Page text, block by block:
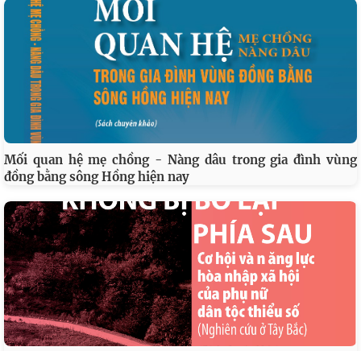
Mối quan hệ mẹ chồng - Nàng dâu trong gia đình vùng
đồng bằng sông Hồng hiện nay